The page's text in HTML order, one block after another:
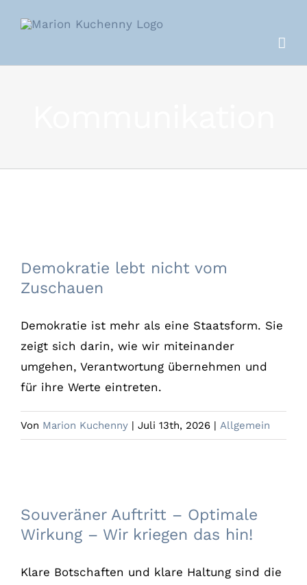
Inhalt
Demokratie lebt nicht vom
Zuschauen
Demokratie ist mehr als eine Staatsform. Sie
zeigt sich darin, wie wir miteinander
umgehen, Verantwortung übernehmen und
für ihre Werte eintreten.
Von Marion Kuchenny | Juli 13th, 2026 | Allgemein
Wir kriegen das hin!
Souveräner Auftritt – Optimale
Wirkung – Wir kriegen das hin!
Klare Botschaften und klare Haltung sind die